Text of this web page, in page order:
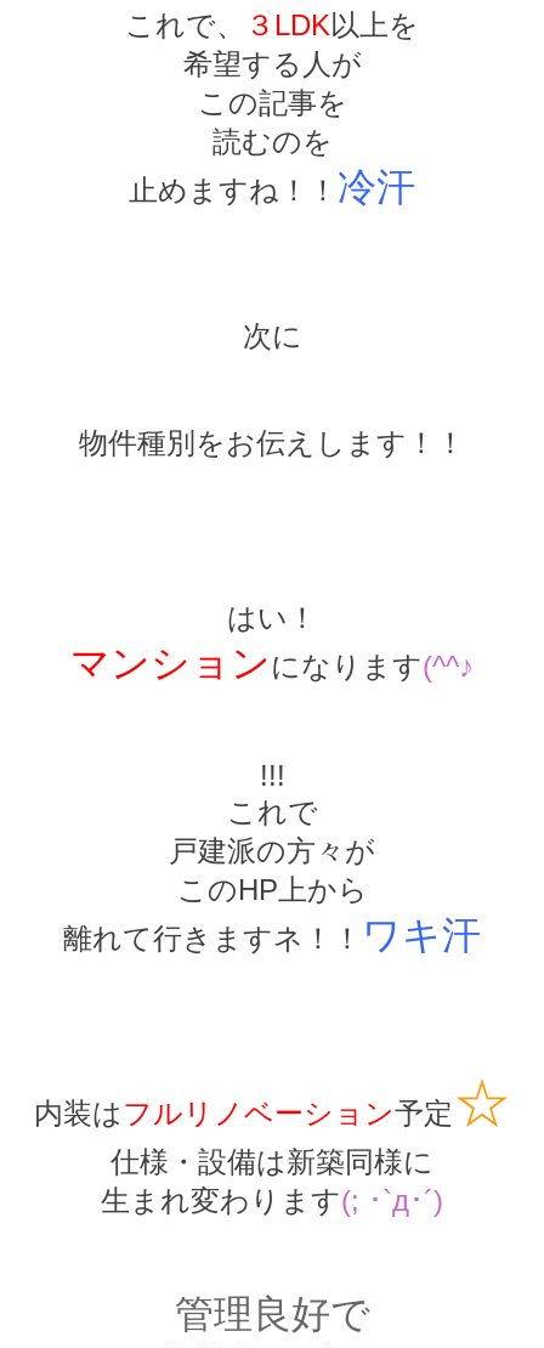
これで、
３LDK以上を
希望する人が
この記事を
読むのを
止めますね！！ 冷汗
次に
物件種別をお伝えします！！
はい！
マンションになります(^^♪
!!!
これで
戸建派の方々が
このHP上から
離れて行きますネ！！ ワキ汗
内装はフルリノベーション予定☆
仕様・設備は新築同様に
生まれ変わります(; ･`д･´)
管理良好で